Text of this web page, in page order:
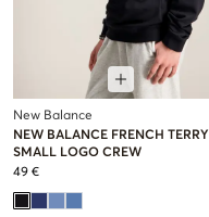
New Balance
NEW BALANCE FRENCH TERRY
SMALL LOGO CREW
49 €